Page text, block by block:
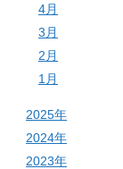
4月
3月
2月
1月
2025年
2024年
2023年